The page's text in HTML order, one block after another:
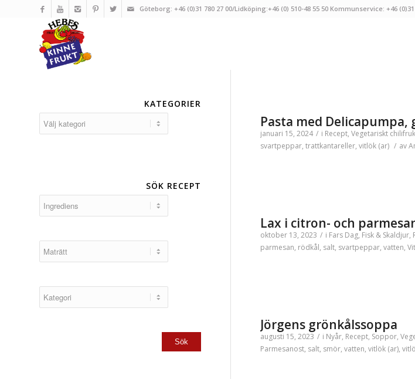
Göteborg: +46 (0)31 780 27 00/Lidköping:+46 (0) 510-48 55 50 Kommunservice: +46 (0)31
Pasta med
januari 15, 2024 / i Recept, Vegetariskt
svartpeppar, trattkantareller, vitlök (ar) / av
Lax i citron- och
oktober 13, 2023 / i Fars Dag, Fisk & Skaldjur,
parmesan, rödkål, salt, svartpeppar, vatten,
Jörgens grönkålssoppa
augusti 15, 2023 / i Nyår, Recept, Soppor,
Parmesanost, salt, smör, vatten, vitlök (ar),
KATEGORIER
SÖK RECEPT